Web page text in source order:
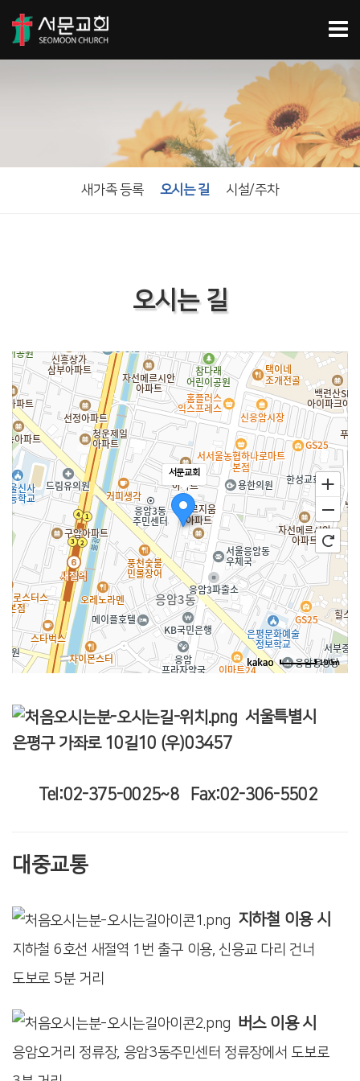
새가족 등록 오시는 길 시설/주차
오시는 길
서문교회
100m
서울특별시
은평구 가좌로 10길10 (우)03457
Tel:02-375-0025~8 Fax:02-306-5502
대중교통
지하철 이용 시
지하철 6호선 새절역 1번 출구 이용, 신응교 다리 건너
도보로 5분 거리
버스 이용 시
응암오거리 정류장, 응암3동주민센터 정류장에서 도보로